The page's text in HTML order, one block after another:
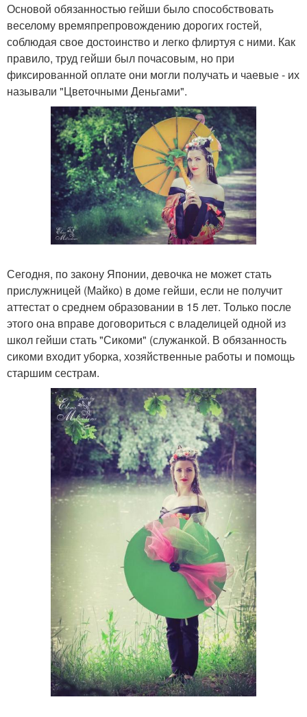
Основой обязанностью гейши было способствовать
веселому времяпрепровождению дорогих гостей,
соблюдая свое достоинство и легко флиртуя с ними. Как
правило, труд гейши был почасовым, но при
фиксированной оплате они могли получать и чаевые - их
называли "Цветочными Деньгами".
Сегодня, по закону Японии, девочка не может стать
прислужницей (Майко) в доме гейши, если не получит
аттестат о среднем образовании в 15 лет. Только после
этого она вправе договориться с владелицей одной из
школ гейши стать "Сикоми" (служанкой. В обязанность
сикоми входит уборка, хозяйственные работы и помощь
старшим сестрам.